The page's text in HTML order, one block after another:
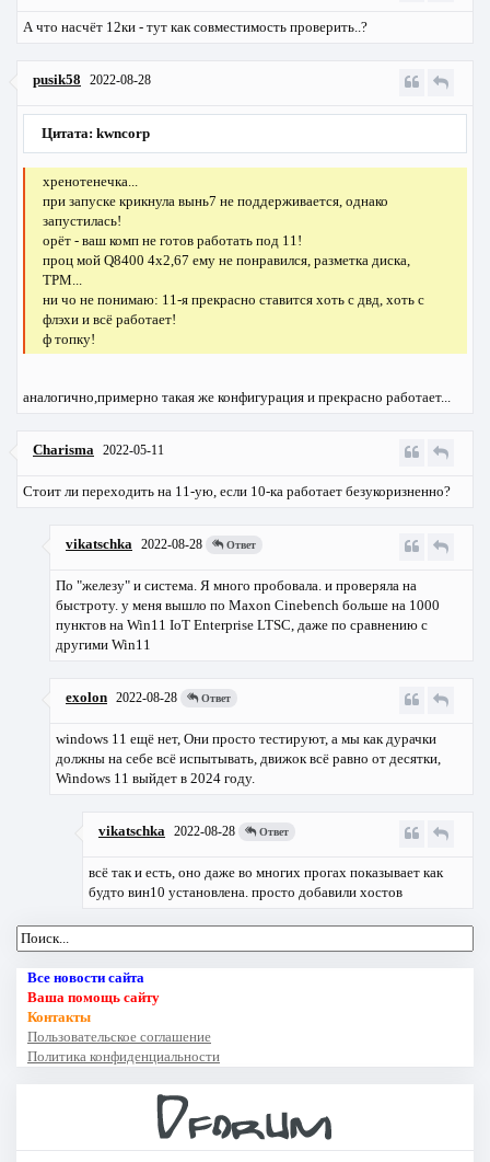
А что насчёт 12ки - тут как совместимость проверить..?
pusik58 2022-08-28
Цитата: kwncorp
хренотенечка...
при запуске крикнула вынь7 не поддерживается, однако
запустилась!
орёт - ваш комп не готов работать под 11!
проц мой Q8400 4х2,67 ему не понравился, разметка диска,
TPM...
ни чо не понимаю: 11-я прекрасно ставится хоть с двд, хоть с
флэхи и всё работает!
ф топку!
аналогично,примерно такая же конфигурация и прекрасно работает...
Charisma 2022-05-11
Стоит ли переходить на 11-ую, если 10-ка работает безукоризненно?
vikatschka 2022-08-28 Ответ
По "железу" и система. Я много пробовала. и проверяла на
быстроту. у меня вышло по Maxon Cinebench больше на 1000
пунктов на Win11 IoT Enterprise LTSC, даже по сравнению с
другими Win11
exolon 2022-08-28 Ответ
windows 11 ещё нет, Они просто тестируют, а мы как дурачки
должны на себе всё испытывать, движок всё равно от десятки,
Windows 11 выйдет в 2024 году.
vikatschka 2022-08-28 Ответ
всё так и есть, оно даже во многих прогах показывает как
будто вин10 установлена. просто добавили хостов
Все новости сайта
Ваша помощь сайту
Контакты
Пользовательское соглашение
Политика конфиденциальности